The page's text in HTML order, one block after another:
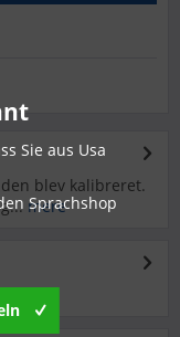
blev kalibreret.
mere
mere
Sie aus Usa
Sprachshop